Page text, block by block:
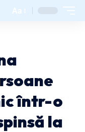
Aa
într-o
la